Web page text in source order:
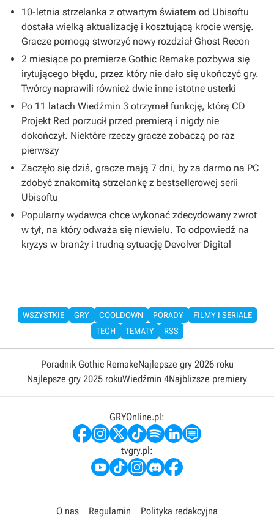
10-letnia strzelanka z otwartym światem od Ubisoftu
dostała wielką aktualizację i kosztującą krocie wersję.
Gracze pomogą stworzyć nowy rozdział Ghost Recon
2 miesiące po premierze Gothic Remake pozbywa się
irytującego błędu, przez który nie dało się ukończyć gry.
Twórcy naprawili również dwie inne istotne usterki
Po 11 latach Wiedźmin 3 otrzymał funkcję, którą CD
Projekt Red porzucił przed premierą i nigdy nie
dokończył. Niektóre rzeczy gracze zobaczą po raz
pierwszy
Zaczęło się dziś, gracze mają 7 dni, by za darmo na PC
zdobyć znakomitą strzelankę z bestsellerowej serii
Ubisoftu
Popularny wydawca chce wykonać zdecydowany zwrot
w tył, na który odważa się niewielu. To odpowiedź na
kryzys w branży i trudną sytuację Devolver Digital
WSZYSTKIE GRY COOLDOWN PORADY
FILMY I SERIALE
TECH
TEMATY RSS
Poradnik Gothic RemakeNajlepsze gry 2026 roku
Najlepsze gry 2025 rokuWiedźmin 4Najbliższe premiery
GRYOnline.pl:
tvgry.pl:
O nas Regulamin
Polityka redakcyjna